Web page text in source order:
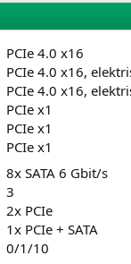
PCIe 4.0 x16
PCIe 4.0 x16,
PCIe 4.0 x16,
PCIe x1
PCIe x1
PCIe x1
8x SATA 6 Gbit/s
3
2x PCIe
1x PCIe + SATA
0/1/10